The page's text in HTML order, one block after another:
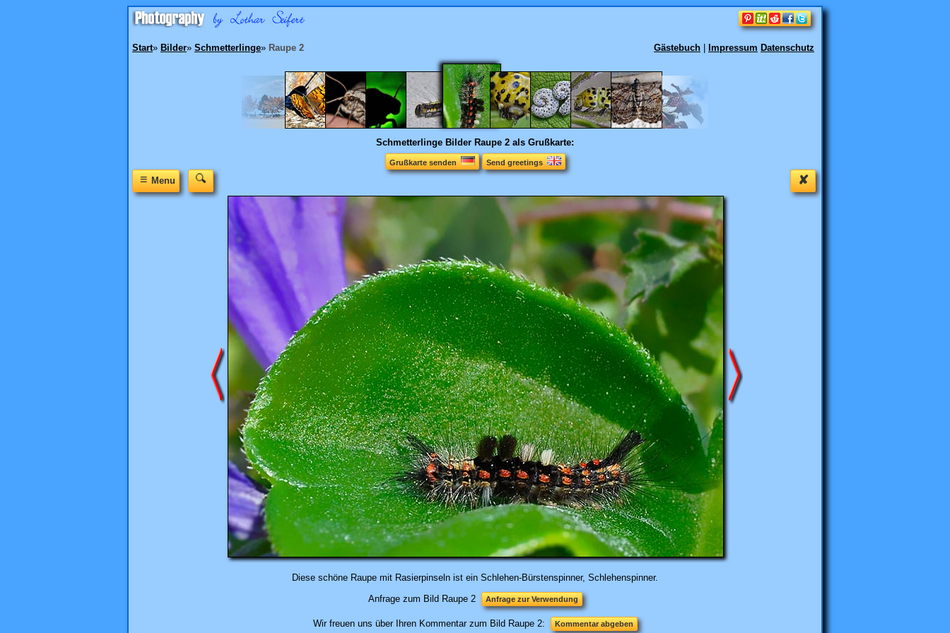
Gästebuch Impressum Datenschutz
Start» Bilder» Schmetterlinge» Raupe 2
Schmetterlinge Bilder Raupe 2 als Grußkarte:
Grußkarte senden Send greetings
✘
≡Menu
Diese schöne Raupe mit Rasierpinseln ist ein Schlehen-Bürstenspinner, Schlehenspinner.
Anfrage zum Bild Raupe 2
Anfrage zur Verwendung
Wir freuen uns über Ihren Kommentar zum Bild Raupe 2: Kommentar abgeben